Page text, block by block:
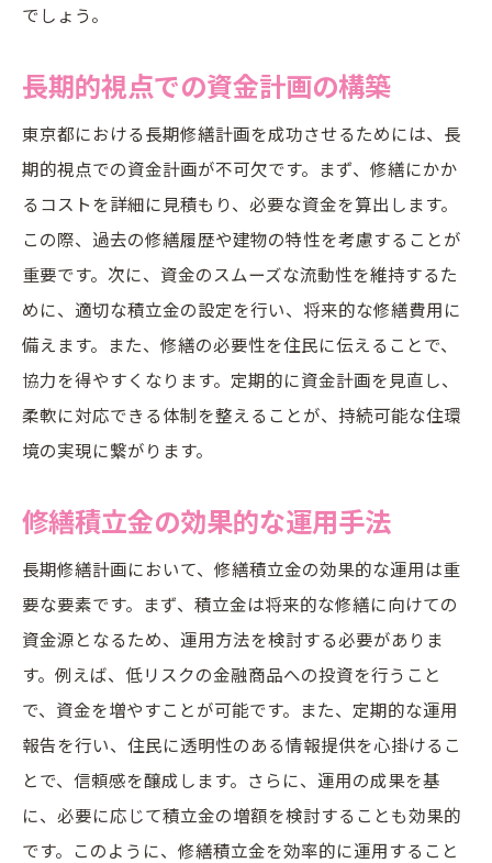
でしょう。
長期的視点での資金計画の構築
東京都における長期修繕計画を成功させるためには、長
期的視点での資金計画が不可欠です。まず、修繕にかか
るコストを詳細に見積もり、必要な資金を算出します。
この際、過去の修繕履歴や建物の特性を考慮することが
重要です。次に、資金のスムーズな流動性を維持するた
めに、適切な積立金の設定を行い、将来的な修繕費用に
備えます。また、修繕の必要性を住民に伝えることで、
協力を得やすくなります。定期的に資金計画を見直し、
柔軟に対応できる体制を整えることが、持続可能な住環
境の実現に繋がります。
修繕積立金の効果的な運用手法
長期修繕計画において、修繕積立金の効果的な運用は重
要な要素です。まず、積立金は将来的な修繕に向けての
資金源となるため、運用方法を検討する必要がありま
す。例えば、低リスクの金融商品への投資を行うこと
で、資金を増やすことが可能です。また、定期的な運用
報告を行い、住民に透明性のある情報提供を心掛けるこ
とで、信頼感を醸成します。さらに、運用の成果を基
に、必要に応じて積立金の増額を検討することも効果的
です。このように、修繕積立金を効率的に運用すること